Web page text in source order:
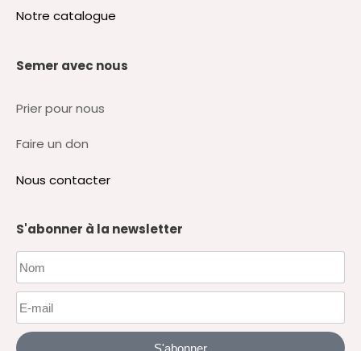
Notre catalogue
Semer avec nous
Prier pour nous
Faire un don
Nous contacter
S'abonner à la newsletter
S'abonner